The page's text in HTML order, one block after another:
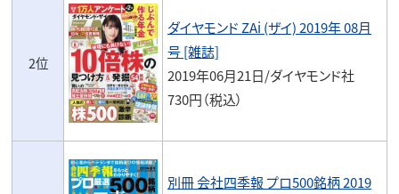
2位
ダイヤモンド ZAi (ザイ) 2019年 08月
号 [雑誌]
2019年06月21日/ダイヤモンド社
730円（税込）
別冊 会社四季報 プロ500銘柄 2019